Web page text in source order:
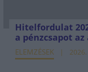
Hitelfordulat
a pénzcsapot
ELEMZÉSEK